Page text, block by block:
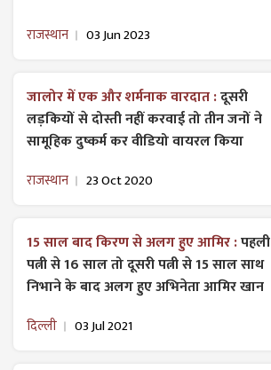
राजस्थान 03 Jun 2023
जालोर में एक और शर्मनाक वारदात :दूसरी
लड़कियों से दोस्ती नहीं करवाई तो तीन जनों ने
सामूहिक दुष्कर्म कर वीडियो वायरल किया
राजस्थान 23 Oct 2020
15 साल बाद किरण से अलग हुए आमिर :पहली
पत्नी से 16 साल तो दूसरी पत्नी से 15 साल साथ
निभाने के बाद अलग हुए अभिनेता आमिर खान
दिल्ली 03 Jul 2021